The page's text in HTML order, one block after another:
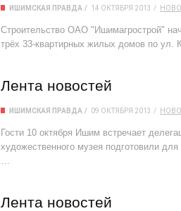
ИШИМСКАЯ ПРАВДА 14 ОКТЯБРЯ 2013
Строительство ОАО "Ишимагрострой"
трёх 33-квартирных жилых домов по
Лента новостей
ИШИМСКАЯ ПРАВДА 09 ОКТЯБРЯ 2013
Гости 10 октября Ишим встречает
художественного музея подготовили
…
Лента новостей